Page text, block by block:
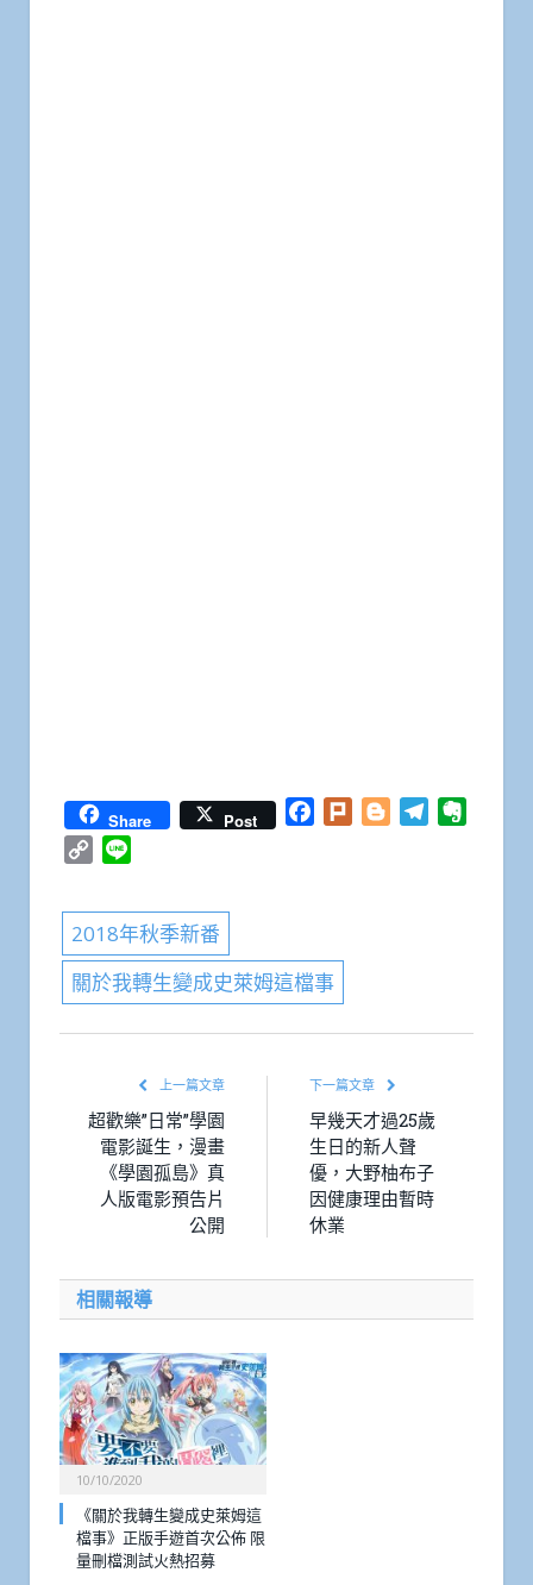
Share Post Facebook
Plurk BloggerTelegram
Copy
2018年秋季新番
關於我轉生變成史萊姆這檔事
上一篇文章
超歡樂”日常”學園
電影誕生，漫畫
《學園孤島》真
人版電影預告片
公開
下一篇文章
早幾天才過25歲
生日的新人聲
優，大野柚布子
因健康理由暫時
休業
相關報導
10/10/2020
《關於我轉生變成史萊姆這
檔事》正版手遊首次公佈 限
量刪檔測試火熱招募